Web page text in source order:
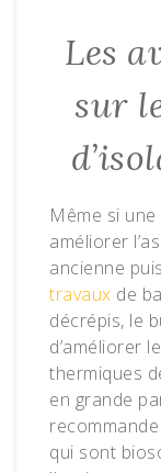
Les
sur
Même si
améliorer
ancienne
travaux de
décrépis, le
d’améliorer
thermiques
en grande
qui sont